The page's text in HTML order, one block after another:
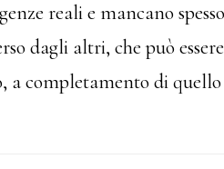
reali e mancano
dagli altri, che può
a completamento di